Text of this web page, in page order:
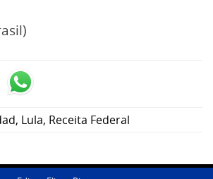
, Lula, Receita Federal